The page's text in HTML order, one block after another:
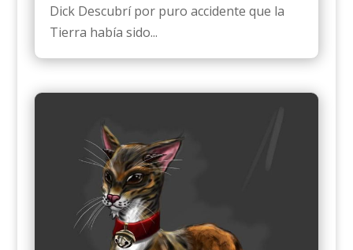
Dick Descubrí por puro accidente que la
Tierra había sido...